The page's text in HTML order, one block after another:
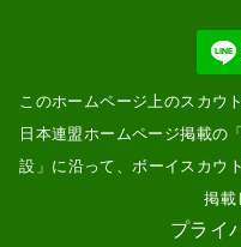
このホームページ上のスカウ
日本連盟ホームページ掲載の「
設 」に沿って、ボーイスカウ
掲載
プライ